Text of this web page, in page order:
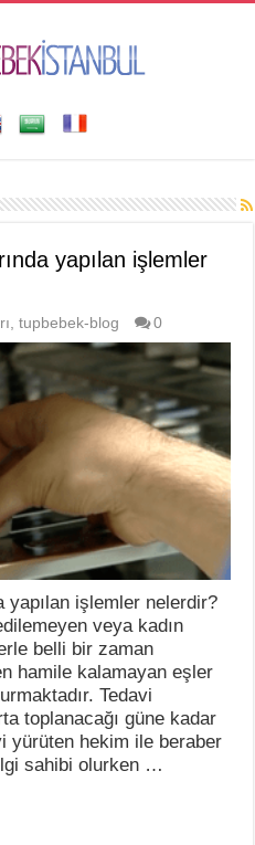
yapılan işlemler
,tupbebek-blog 0
yapılan işlemler nelerdir?
veya kadın
belli bir zaman
hamile kalamayan eşler
Tedavi
toplanacağı güne kadar
yürüten hekim ile beraber
sahibi olurken …